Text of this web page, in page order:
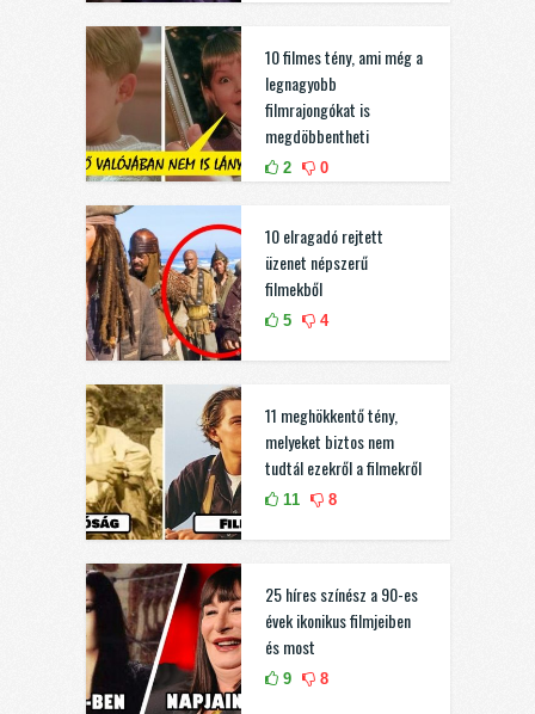
10 filmes tény, ami még a
legnagyobb
filmrajongókat is
megdöbbentheti
2 0
10 elragadó rejtett
üzenet népszerű
filmekből
5 4
11 meghökkentő tény,
melyeket biztos nem
tudtál ezekről a filmekről
11 8
25 híres színész a 90-es
évek ikonikus filmjeiben
és most
9 8